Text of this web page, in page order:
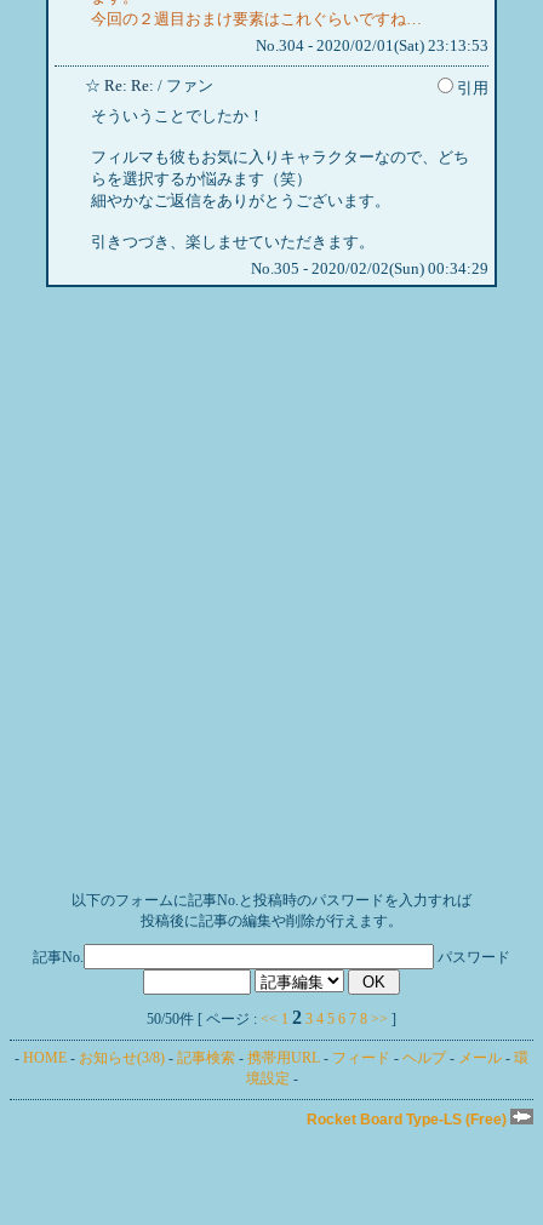
今回の２週目おまけ要素はこれぐらいですね…
No.304 - 2020/02/01(Sat) 23:13:53
☆ Re: Re: / ファン
引用
そういうことでしたか！
フィルマも彼もお気に入りキャラクターなので、どち
らを選択するか悩みます（笑）
細やかなご返信をありがとうございます。
引きつづき、楽しませていただきます。
No.305 - 2020/02/02(Sun) 00:34:29
以下のフォームに記事No.と投稿時のパスワードを入力すれば
投稿後に記事の編集や削除が行えます。
記事No. パスワード
50/50件 [ ページ : << 1 2 3 4 5 6 7 8 >> ]
- HOME - お知らせ(3/8) - 記事検索 - 携帯用URL - フィード - ヘルプ- メール - 環
境設定 -
Rocket Board Type-LS (Free)